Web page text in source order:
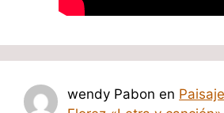
wendy Pabon en